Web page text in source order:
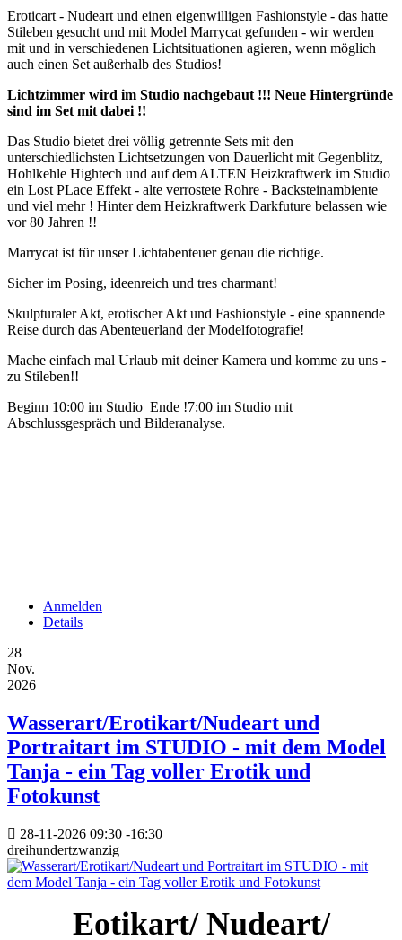
Eroticart - Nudeart und einen eigenwilligen Fashionstyle - das hatte
Stileben gesucht und mit Model Marrycat gefunden - wir werden
mit und in verschiedenen Lichtsituationen agieren, wenn möglich
auch einen Set außerhalb des Studios!
Lichtzimmer wird im Studio nachgebaut !!! Neue Hintergründe
sind im Set mit dabei !!
Das Studio bietet drei völlig getrennte Sets mit den
unterschiedlichsten Lichtsetzungen von Dauerlicht mit Gegenblitz,
Hohlkehle Hightech und auf dem ALTEN Heizkraftwerk im Studio
ein Lost PLace Effekt - alte verrostete Rohre - Backsteinambiente
und viel mehr ! Hinter dem Heizkraftwerk Darkfuture belassen wie
vor 80 Jahren !!
Marrycat ist für unser Lichtabenteuer genau die richtige.
Sicher im Posing, ideenreich und tres charmant!
Skulpturaler Akt, erotischer Akt und Fashionstyle - eine spannende
Reise durch das Abenteuerland der Modelfotografie!
Mache einfach mal Urlaub mit deiner Kamera und komme zu uns -
zu Stileben!!
Beginn 10:00 im Studio Ende !7:00 im Studio mit
Abschlussgespräch und Bilderanalyse.
Anmelden
Details
28
Nov.
2026
Wasserart/Erotikart/Nudeart und
Portraitart im STUDIO - mit dem Model
Tanja - ein Tag voller Erotik und
Fotokunst
28-11-2026 09:30 -16:30
dreihundertzwanzig
Eotikart/ Nudeart/